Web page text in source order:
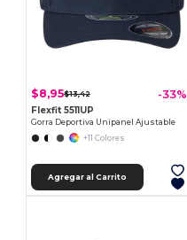
$8,95$13,42 -33%
Flexfit 5511UP
Gorra Deportiva Unipanel Ajustable
+11 Colores
Agregar al Carrito